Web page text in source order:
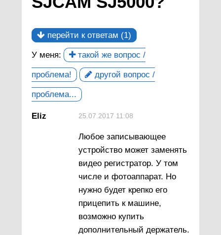
перейти к ответам (1)
У меня: такой же вопрос /
проблема! другой вопрос /
проблема...
Eliz 25.07.2017 11:08
Любое записывающее
устройство может заменять
видео регистратор. У том
числе и фотоаппарат. Но
нужно будет крепко его
прицепить к машине,
возможно купить
дополнительный держатель.